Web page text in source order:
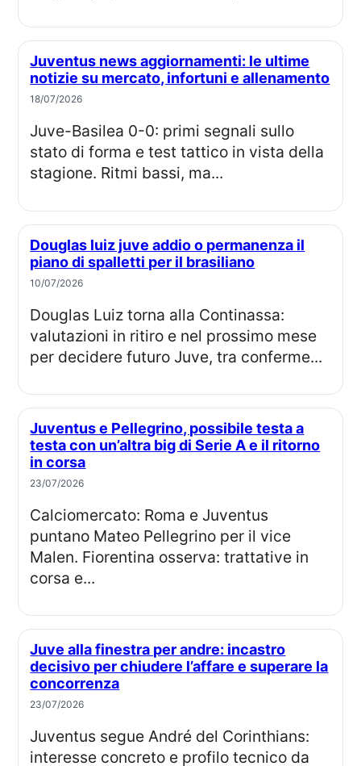
Juventus news aggiornamenti: le ultime
notizie su mercato, infortuni e allenamento
18/07/2026
Juve-Basilea 0-0: primi segnali sullo
stato di forma e test tattico in vista della
stagione. Ritmi bassi, ma...
Douglas luiz juve addio o permanenza il
piano di spalletti per il brasiliano
10/07/2026
Douglas Luiz torna alla Continassa:
valutazioni in ritiro e nel prossimo mese
per decidere futuro Juve, tra conferme...
Juventus e Pellegrino, possibile testa a
testa con un’altra big di Serie A e il ritorno
in corsa
23/07/2026
Calciomercato: Roma e Juventus
puntano Mateo Pellegrino per il vice
Malen. Fiorentina osserva: trattative in
corsa e...
Juve alla finestra per andre: incastro
decisivo per chiudere l’affare e superare la
concorrenza
23/07/2026
Juventus segue André del Corinthians:
interesse concreto e profilo tecnico da